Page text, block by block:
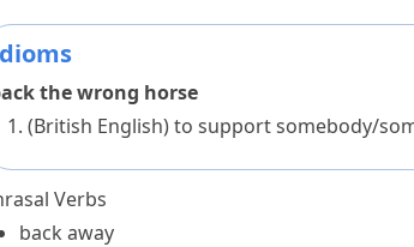
the wrong horse
(British English)to support somebody/
Verbs
back away